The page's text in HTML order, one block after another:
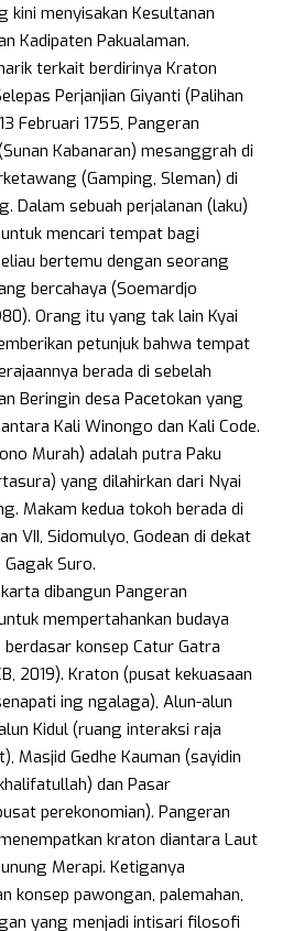
kini menyisakan Kesultanan
Kadipaten Pakualaman.
terkait berdirinya Kraton
Perjanjian Giyanti (Palihan
Februari 1755, Pangeran
Kabanaran) mesanggrah di
(Gamping, Sleman) di
Dalam sebuah perjalanan (laku)
mencari tempat bagi
bertemu dengan seorang
bercahaya (Soemardjo
Orang itu yang tak lain Kyai
petunjuk bahwa tempat
berada di sebelah
Beringin desa Pacetokan yang
Kali Winongo dan Kali Code.
Murah) adalah putra Paku
yang dilahirkan dari Nyai
Makam kedua tokoh berada di
VII, Sidomulyo, Godean di dekat
Suro.
dibangun Pangeran
mempertahankan budaya
konsep Catur Gatra
2019). Kraton (pusat kekuasaan
ing ngalaga), Alun-alun
Kidul (ruang interaksi raja
Masjid Gedhe Kauman (sayidin
dan Pasar
perekonomian). Pangeran
kraton diantara Laut
Merapi. Ketiganya
konsep pawongan, palemahan,
yang menjadi intisari filosofi